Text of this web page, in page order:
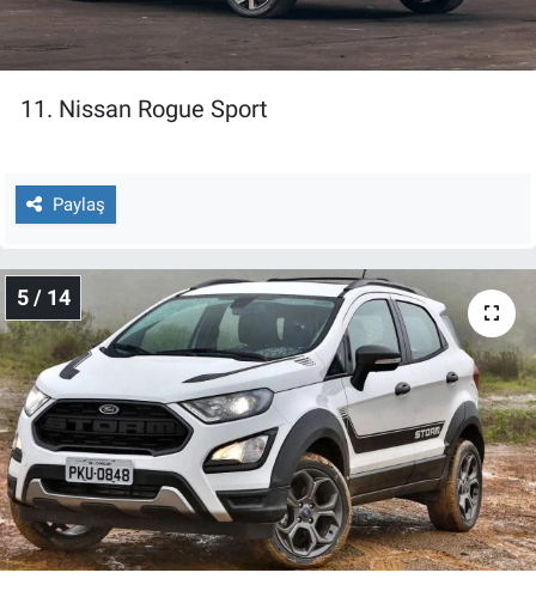
11. Nissan Rogue Sport
Paylaş
5 / 14